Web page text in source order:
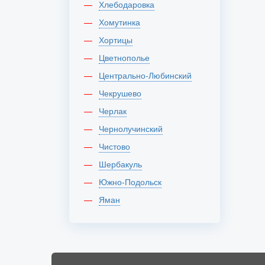
Хлебодаровка
Хомутинка
Хортицы
Цветнополье
Центрально-Любинский
Чекрушево
Черлак
Чернолучинский
Чистово
Шербакуль
Южно-Подольск
Яман